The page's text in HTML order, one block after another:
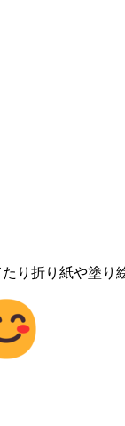
り折り紙や塗り